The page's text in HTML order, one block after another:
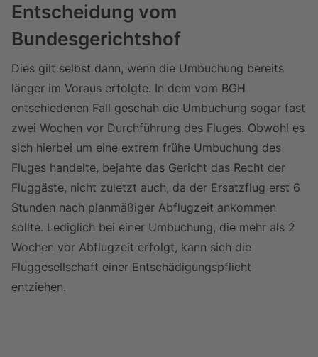
Entscheidung vom
Bundesgerichtshof
Dies gilt selbst dann, wenn die Umbuchung bereits
länger im Voraus erfolgte. In dem vom BGH
entschiedenen Fall geschah die Umbuchung sogar fast
zwei Wochen vor Durchführung des Fluges. Obwohl es
sich hierbei um eine extrem frühe Umbuchung des
Fluges handelte, bejahte das Gericht das Recht der
Fluggäste, nicht zuletzt auch, da der Ersatzflug erst 6
Stunden nach planmäßiger Abflugzeit ankommen
sollte. Lediglich bei einer Umbuchung, die mehr als 2
Wochen vor Abflugzeit erfolgt, kann sich die
Fluggesellschaft einer Entschädigungspflicht
entziehen.